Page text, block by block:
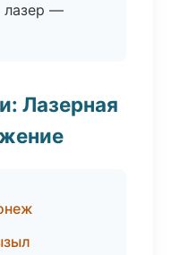
лазер —
Лазерная